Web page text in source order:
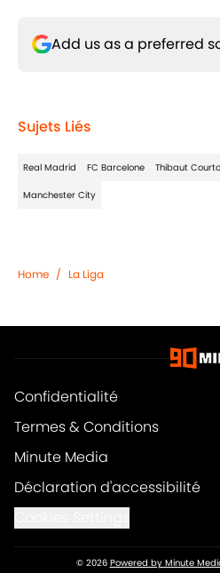
Add us as a preferred
Sujets Liés
Real Madrid FC Barcelone Thibaut
Manchester City
Home / La Liga
Confidentialité
Termes & Conditions
Minute Media
Déclaration d'accessibilité
© 2026 Powered by Minute